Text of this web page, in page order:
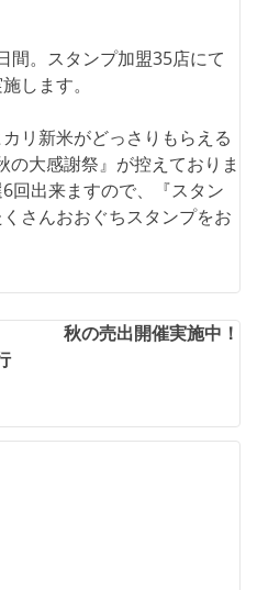
間。スタンプ加盟35店にて
します。
リ新米がどっさりもらえる
の大感謝祭』が控えておりま
回出来ますので、『スタン
さんおおぐちスタンプをお
秋の売出開催実施中！